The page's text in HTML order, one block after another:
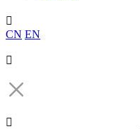

CN EN

